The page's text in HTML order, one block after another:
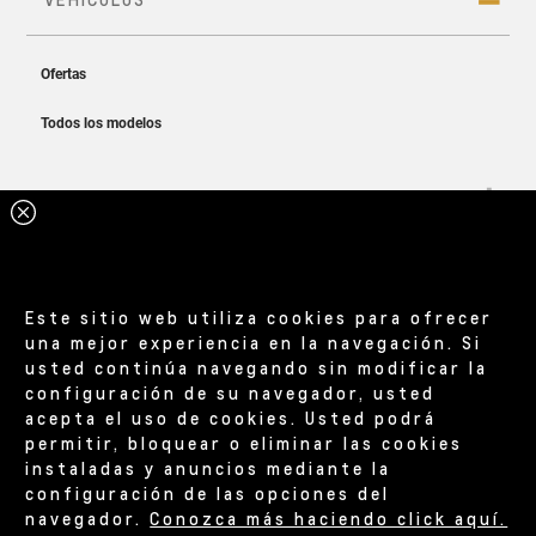
Asientos para que viajes más cómodo
Este sitio web utiliza cookies para ofrecer
una mejor experiencia en la navegación. Si
usted continúa navegando sin modificar la
configuración de su navegador, usted
acepta el uso de cookies. Usted podrá
permitir, bloquear o eliminar las cookies
instaladas y anuncios mediante la
configuración de las opciones del
navegador.Conozca más haciendo click aquí.